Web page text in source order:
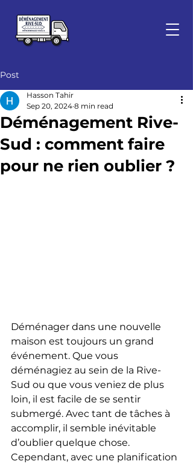
Post
Déménagement Rive-
Sud : comment faire
pour ne rien oublier ?
Hasson Tahir
Sep 20, 2024 8 min read
Déménager dans une nouvelle
maison est toujours un grand
événement. Que vous
déménagiez au sein de la Rive-
Sud ou que vous veniez de plus
loin, il est facile de se sentir
submergé. Avec tant de tâches à
accomplir, il semble inévitable
d’oublier quelque chose.
Cependant, avec une planification